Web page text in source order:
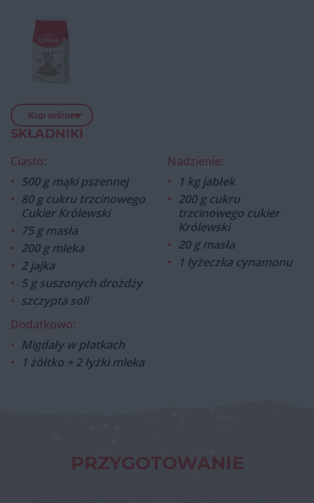
Kup online
SKŁADNIKI
Ciasto:
500 g mąki pszennej
80 g cukru trzcinowego
Cukier Królewski
75 g masła
200 g mleka
2 jajka
5 g suszonych drożdży
szczypta soli
Nadzienie:
1 kg jabłek
200 g cukru
trzcinowego cukier
Królewski
20 g masła
1 łyżeczka cynamonu
Dodatkowo:
Migdały w płatkach
1 żółtko + 2 łyżki mleka
PRZYGOTOWANIE